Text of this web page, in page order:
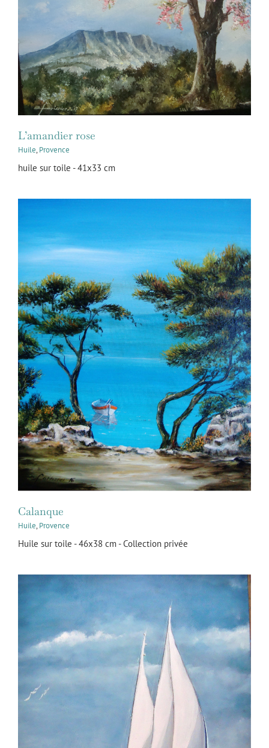
L’amandier rose
Huile, Provence
huile sur toile - 41x33 cm
Calanque
Huile, Provence
Huile sur toile - 46x38 cm - Collection privée